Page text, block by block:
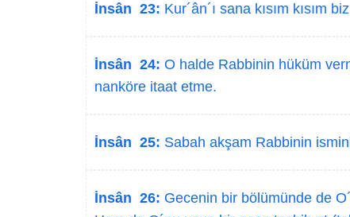
İnsân 23: Kur´ân´ı sana kısım kısım
İnsân 24: O halde Rabbinin hüküm
nanköre itaat etme.
İnsân 25: Sabah akşam Rabbinin
İnsân 26: Gecenin bir bölümünde de